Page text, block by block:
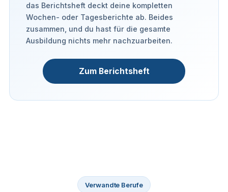
das Berichtsheft deckt deine kompletten
Wochen- oder Tagesberichte ab. Beides
zusammen, und du hast für die gesamte
Ausbildung nichts mehr nachzuarbeiten.
Zum Berichtsheft
Verwandte Berufe